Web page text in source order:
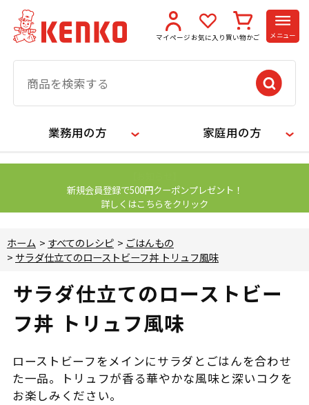
マイページ お気に入り 買い物かご メニュー
業務用の方 家庭用の方
新規会員登録で500円クーポンプレゼント！
詳しくはこちらをクリック
ホーム > すべてのレシピ > ごはんもの
> サラダ仕立てのローストビーフ丼 トリュフ風味
サラダ仕立てのローストビー
フ丼 トリュフ風味
ローストビーフをメインにサラダとごはんを合わせ
た一品。トリュフが香る華やかな風味と深いコクを
お楽しみください。